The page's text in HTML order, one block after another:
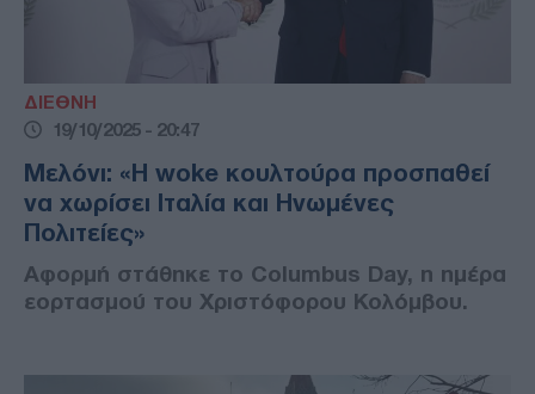
ΔΙΕΘΝΗ
19/10/2025 - 20:47
Μελόνι: «Η woke κουλτούρα προσπαθεί
να χωρίσει Ιταλία και Ηνωμένες
Πολιτείες»
Αφορμή στάθηκε το Columbus Day, η ημέρα
εορτασμού του Χριστόφορου Κολόμβου.